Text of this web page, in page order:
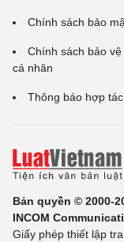
Chính sách bảo
Chính sách bảo
cá nhân
Thông báo hợp tác
Bản quyền © 2000-
INCOM
Giấy phép thiết lập